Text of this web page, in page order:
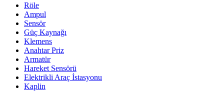
Röle
Ampul
Sensör
Güç Kaynağı
Klemens
Anahtar Priz
Armatür
Hareket Sensörü
Elektrikli Araç İstasyonu
Kaplin